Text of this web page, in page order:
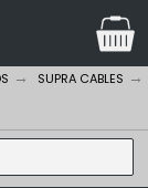
SUPRA CABLES